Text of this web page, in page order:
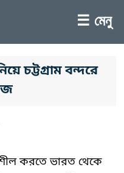
☰ মেনু
চট্টগ্রাম বন্দরে
করতে ভারত থেকে